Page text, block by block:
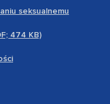
seksualnemu
474 KB)